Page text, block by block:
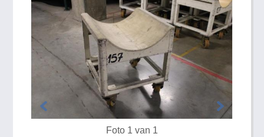
Foto 1 van 1